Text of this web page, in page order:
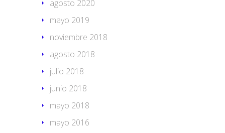
agosto 2020
mayo 2019
noviembre 2018
agosto 2018
julio 2018
junio 2018
mayo 2018
mayo 2016